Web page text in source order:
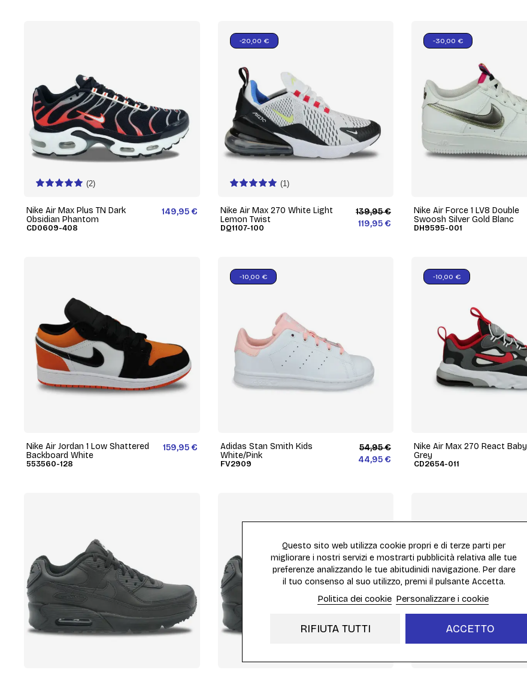
(2)
Nike Air Max Plus TN Dark
Obsidian Phantom
CD0609-408
149,95 €
(1)
Nike Air Max 270 White Light
Lemon Twist
DQ1107-100
139,95 €
119,95 €
-20,00 €
Nike Air Force 1 LV8 Double
Swoosh Silver Gold Blanc
DH9595-001
-30,00 €
Nike Air Jordan 1 Low Shattered
Backboard White
553560-128
159,95 €
Adidas Stan Smith Kids
White/Pink
FV2909
54,95 €
44,95 €
-10,00 €
Nike Air Max 270 React Baby
Grey
CD2654-011
-10,00 €
Questo sito web utilizza cookie propri e di terze parti per
migliorare i nostri servizi e mostrarti pubblicità relativa alle tue
preferenze analizzando le tue abitudinidi navigazione. Per dare
il tuo consenso al suo utilizzo, premi il pulsante Accetta.
Politica dei cookie Personalizzare i cookie
RIFIUTA TUTTI ACCETTO